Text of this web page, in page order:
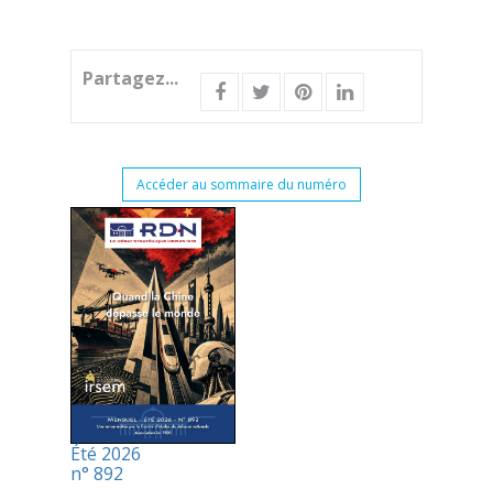
Partagez...
Accéder au sommaire du numéro
Été 2026
n° 892